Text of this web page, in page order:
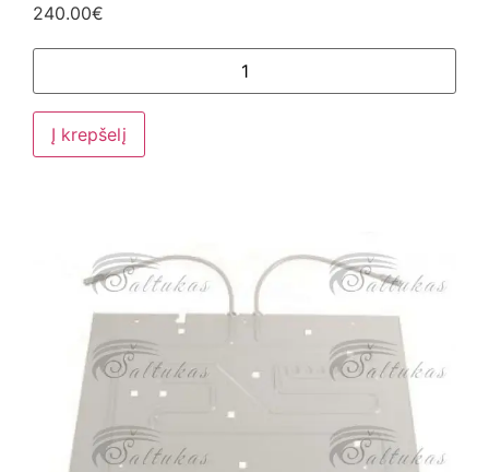
240.00€
Į krepšelį